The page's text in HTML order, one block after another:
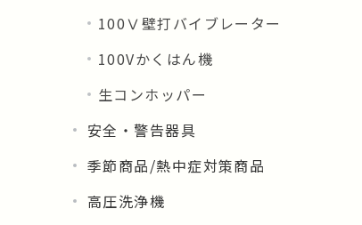
100Ⅴ壁打バイブレーター
100Vかくはん機
生コンホッパー
安全・警告器具
季節商品/熱中症対策商品
高圧洗浄機